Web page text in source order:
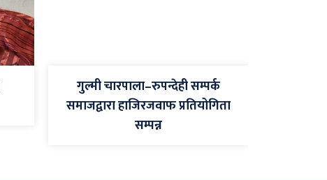
गुल्मी चारपाला–रुपन्देही सम्पर्क
समाजद्वारा हाजिरजवाफ प्रतियोगिता
सम्पन्न